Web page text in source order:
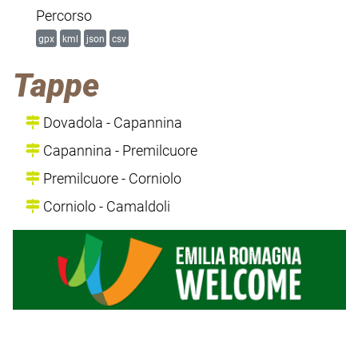
Percorso
gpx kml json csv
Tappe
Dovadola - Capannina
Capannina - Premilcuore
Premilcuore - Corniolo
Corniolo - Camaldoli